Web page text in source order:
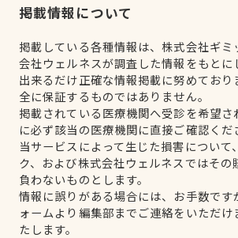
掲載情報について
掲載している各種情報は、株式会社ギミ
会社ウェルネスが調査した情報をもとに
出来るだけ正確な情報掲載に努めており
全に保証するものではありません。
掲載されている医療機関へ受診を希望さ
に必ず該当の医療機関に直接ご確認くだ
当サービスによって生じた損害について
ク、および株式会社ウェルネスではその
負わないものとします。
情報に誤りがある場合には、お手数です
ォームより編集部までご連絡をいただけ
たします。